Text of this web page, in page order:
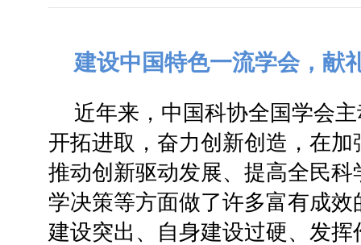
建设中国特色一流学会，献
近年来，中国科协全国学会
开拓进取，奋力创新创造，在
推动创新驱动发展、提高全民
学决策等方面做了许多富有成
建设突出、自身建设过硬、发